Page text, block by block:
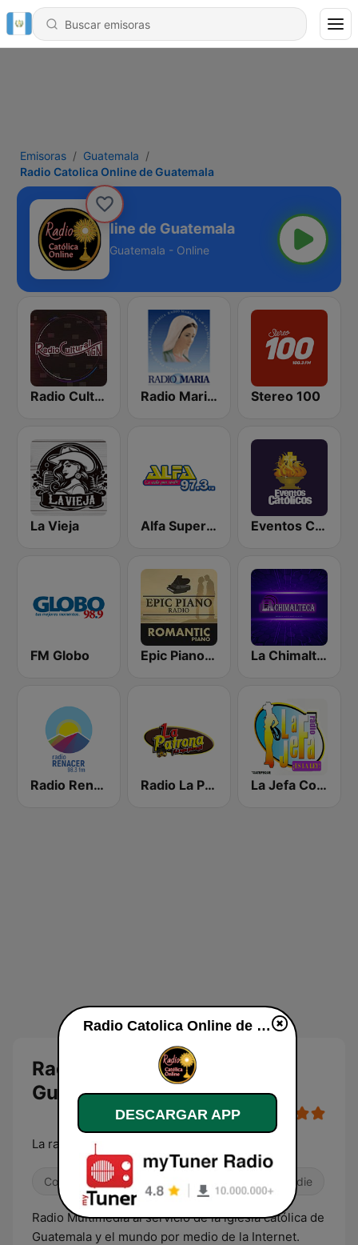
Emisoras
Guatemala
Radio Catolica Online de Guatemala
Catolica Online de Guatemala
Guatemala - Online
Radio Cultural TGN Radio Maria Guatemala Stereo 100
La Vieja Alfa Super Stereo Eventos Catolicos Radio
FM Globo Epic Piano - ROMANTIC PIANO La Chimalteca Radio
Radio Renacer 98.3 FM Radio La Patrona La Jefa Coatepeque
Radio Catolica Online de
Guatemala en línea
La radio con sabor espiritual
Contemporánea para adultos Alternativa / Indie
Radio Multimedia al servicio de la iglesia católica de
Guatemala y el mundo por medio de la Internet.
Radio Catolica Online de Guatemala en línea
DESCARGAR APP